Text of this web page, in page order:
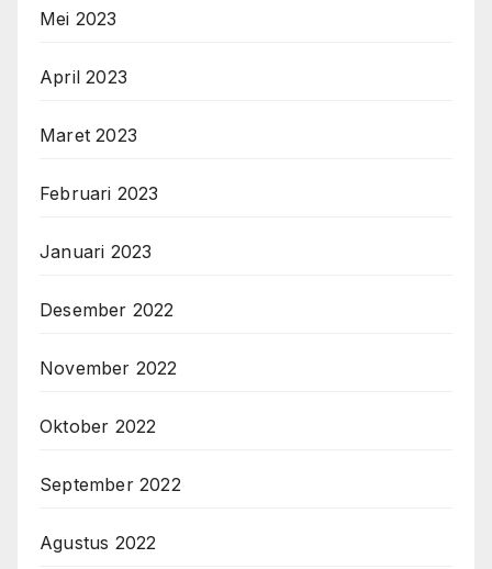
Mei 2023
April 2023
Maret 2023
Februari 2023
Januari 2023
Desember 2022
November 2022
Oktober 2022
September 2022
Agustus 2022